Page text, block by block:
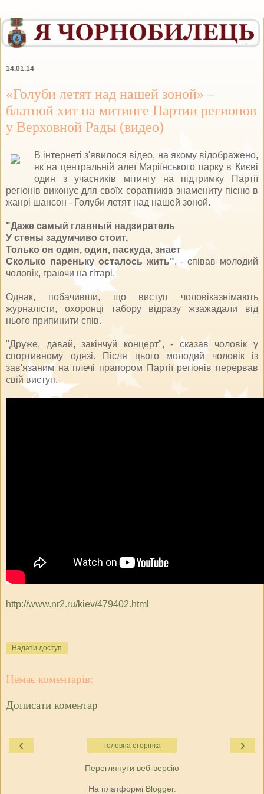
14.01.14
«Голуби летят над нашей зоной» –
блатной хит на митинге Партии регионов
у Верховной Рады (видео)
В інтернеті з'явилося відео, на якому відображено,
як на центральній алеї Маріїнського парку в Києві
один з учасників мітингу на підтримку Партії
регіонів виконує для своїх соратників знамениту пісню в
жанрі шансон - Голуби летят над нашей зоной.
"Даже самый главный надзиратель
У стены задумчиво стоит,
Только он один, один, паскуда, знает
Сколько пареньку осталось жить", - співав молодий
чоловік, граючи на гітарі.
Однак, побачивши, що виступ чоловіказнімають
журналісти, охоронці табору відразу жзажадали від
нього припинити спів.
"Друже, давай, закінчуй концерт", - сказав чоловік у
спортивному одязі. Після цього молодий чоловік із
зав'язаним на плечі прапором Партії регіонів перервав
свій виступ.
http://www.nr2.ru/kiev/479402.html
Надати доступ
Немає коментарів:
Дописати коментар
‹ ›
Головна сторінка
Переглянути веб-версію
На платформі Blogger.